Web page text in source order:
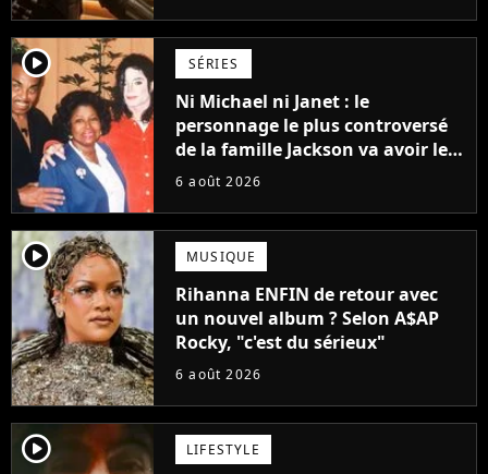
player2 SÉRIES
Ni Michael ni Janet : le
personnage le plus controversé
de la famille Jackson va avoir le
droit à sa propre série
6 août 2026
player2 MUSIQUE
Rihanna ENFIN de retour avec
un nouvel album ? Selon A$AP
Rocky, "c'est du sérieux"
6 août 2026
player2 LIFESTYLE